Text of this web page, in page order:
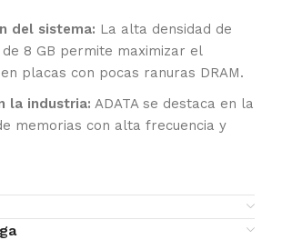
del sistema: La alta densidad de
8 GB permite maximizar el
placas con pocas ranuras DRAM.
la industria: ADATA se destaca en la
memorias con alta frecuencia y